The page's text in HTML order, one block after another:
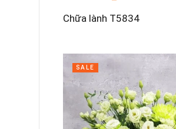
Chữa lành T5834
SALE